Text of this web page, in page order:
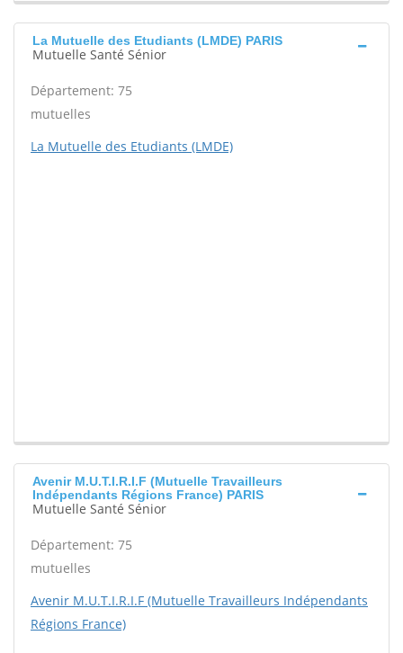
La Mutuelle des Etudiants (LMDE) PARIS
Mutuelle Santé Sénior
Département: 75
mutuelles
La Mutuelle des Etudiants (LMDE)
Avenir M.U.T.I.R.I.F (Mutuelle Travailleurs
Indépendants Régions France) PARIS
Mutuelle Santé Sénior
Département: 75
mutuelles
Avenir M.U.T.I.R.I.F (Mutuelle Travailleurs Indépendants
Régions France)